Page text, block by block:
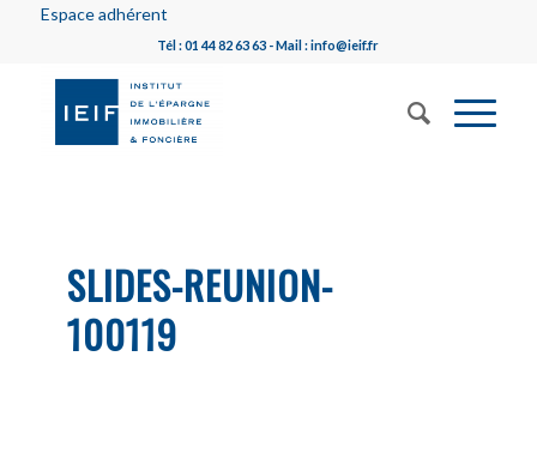
Espace adhérent
Tél : 01 44 82 63 63 - Mail : info@ieif.fr
SLIDES-REUNION-
100119